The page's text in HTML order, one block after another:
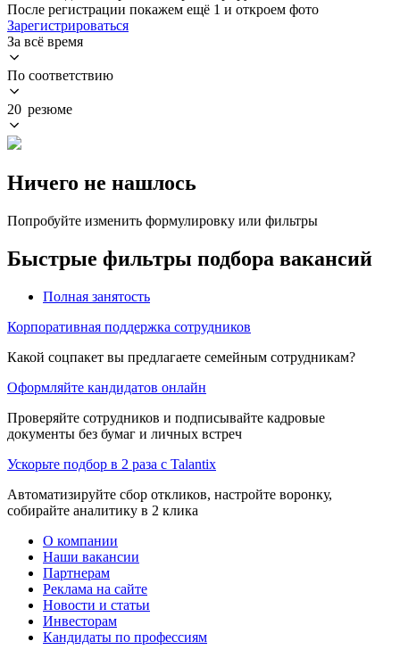
После регистрации покажем ещё 1 и откроем фото
Зарегистрироваться
За всё время
По соответствию
20 резюме
Ничего не нашлось
Попробуйте изменить формулировку или фильтры
Быстрые фильтры подбора вакансий
Полная занятость
Корпоративная поддержка сотрудников
Какой соцпакет вы предлагаете семейным сотрудникам?
Оформляйте кандидатов онлайн
Проверяйте сотрудников и подписывайте кадровые
документы без бумаг и личных встреч
Ускорьте подбор в 2 раза с Talantix
Автоматизируйте сбор откликов, настройте воронку,
собирайте аналитику в 2 клика
О компании
Наши вакансии
Партнерам
Реклама на сайте
Новости и статьи
Инвесторам
Кандидаты по профессиям